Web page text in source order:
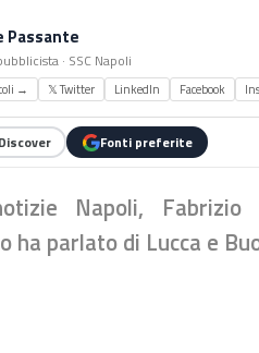
Passante
· SSC Napoli
→ 𝕏 Twitter LinkedIn Facebook
Discover Fonti preferite
Napoli,
ha parlato di Lucca e